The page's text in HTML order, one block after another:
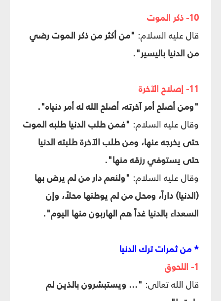
10- ذكر الموت
قال عليه السلام: "من أكثر من ذكر الموت رضي
من الدنيا باليسير".
11- إصلاح الآخرة
"ومن أصلح أمر آخرته، أصلح الله له أمر دنياه".
وقال عليه السلام: "فمن طلب الدنيا طلبه الموت
حتى يخرجه عنها، ومن طلب الآخرة طلبته الدنيا
حتى يستوفي رزقه منها".
وقال عليه السلام: "ولنعم دار من لم يرض بها
(الدنيا) داراً، ومحل من لم يوطنها محلاً، وإن
السعداء بالدنيا غداً هم الهاربون منها اليوم".
* من ثمرات ترك الدنيا
1- اللحوق
قال الله تعالى: "... ويستبشرون بالذين لم